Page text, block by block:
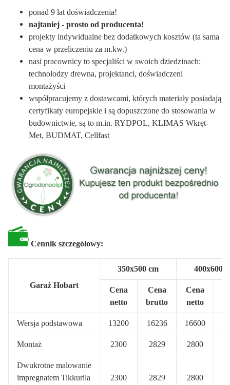
ponad 9 lat doświadczenia!
najtaniej - prosto od producenta!
projekty indywidualne bez dodatkowych kosztów (ta sama
cena w przeliczeniu za m.kw.)
nasi pracownicy to specjaliści w swoich dziedzinach:
technolodzy drewna, projektanci, doświadczeni
montażyści
współpracujemy z dostawcami, których materiały posiadają
certyfikaty europejskie i są dopuszczone do stosowania w
budownictwie, są to m.in. RYDPOL, KLIMAS Wkręt-
Met, BUDMAT, Cellfast
Cennik szczegółowy:
Garaż Hobart
350x500 cm 400x600
Cena
netto
Cena
brutto
Cena
netto
Wersja podstawowa 13200 16236 16600
Montaż 2300 2829 2800
Dwukrotne malowanie
impregnatem Tikkurila
2300 2829 2800